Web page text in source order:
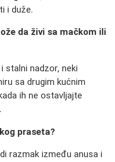
i duže.
da živi sa mačkom ili
stalni nadzor, neki
sa drugim kućnim
ih ne ostavljajte
praseta?
razmak između anusa i